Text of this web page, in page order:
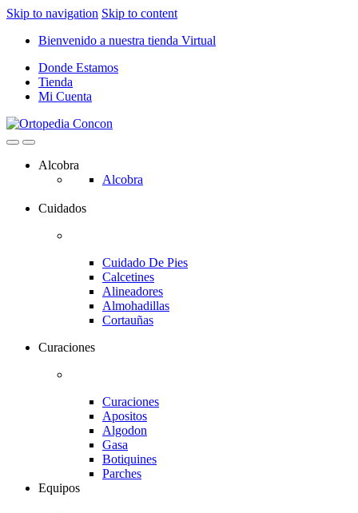
Skip to navigation Skip to content
Bienvenido a nuestra tienda Virtual
Donde Estamos
Tienda
Mi Cuenta
Alcobra
Alcobra
Cuidados
Cuidado De Pies
Calcetines
Alineadores
Almohadillas
Cortauñas
Curaciones
Curaciones
Apositos
Algodon
Gasa
Botiquines
Parches
Equipos